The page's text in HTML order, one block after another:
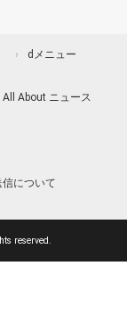
dメニュー
All About ニュース
について
reserved.